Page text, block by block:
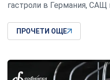
гастроли в Германия, САЩ
ПРОЧЕТИ ОЩЕ